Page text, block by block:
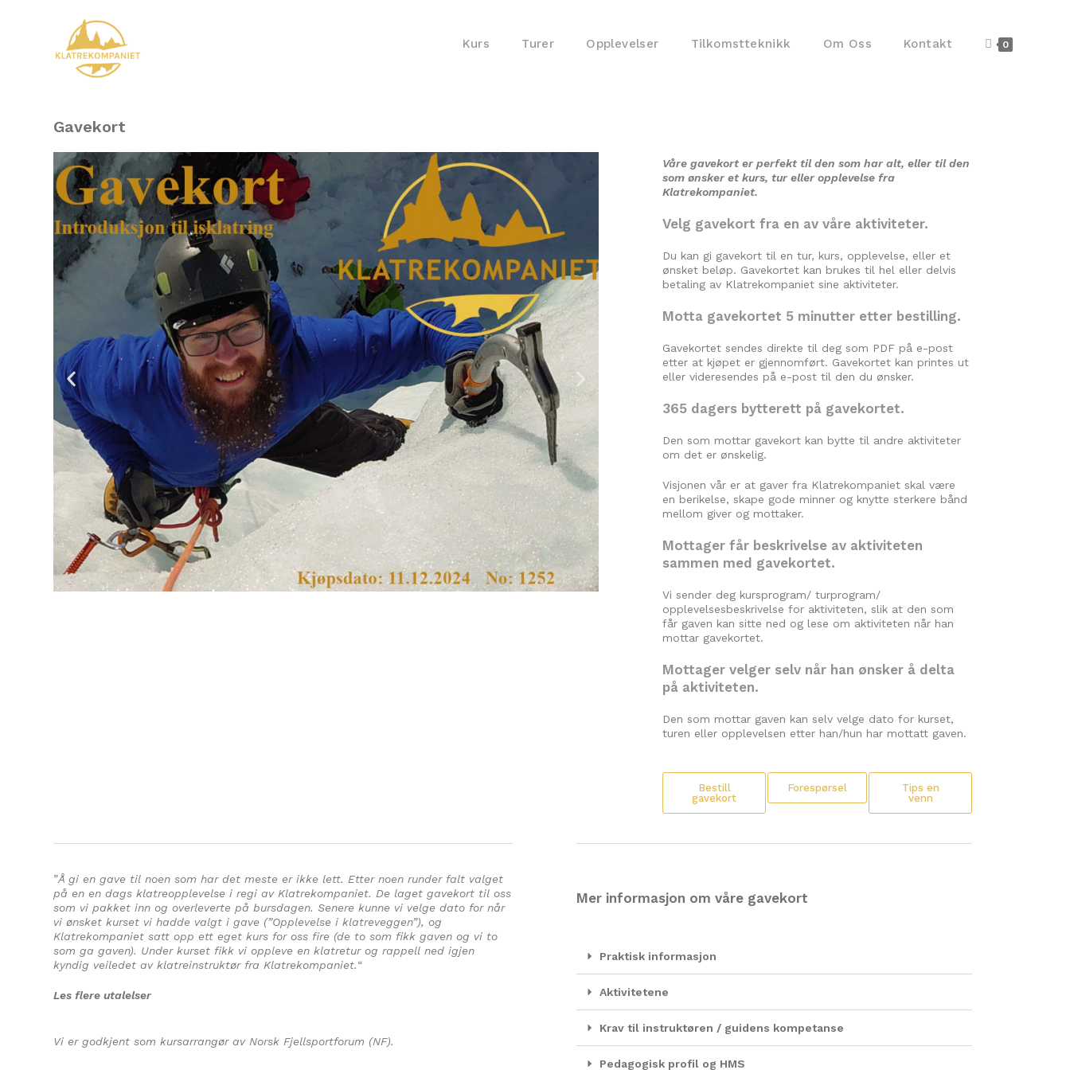
Kurs Turer Opplevelser Tilkomstteknikk Om Oss Kontakt 0
Gavekort
Gavekort til en av våre turer, feks Høgruta...
Våre gavekort er perfekt til den som har alt, eller til den
som ønsker et kurs, tur eller opplevelse fra
Klatrekompaniet.
Velg gavekort fra en av våre aktiviteter.
Du kan gi gavekort til en tur, kurs, opplevelse, eller et
ønsket beløp. Gavekortet kan brukes til hel eller delvis
betaling av Klatrekompaniet sine aktiviteter.
Motta gavekortet 5 minutter etter bestilling.
Gavekortet sendes direkte til deg som PDF på e-post
etter at kjøpet er gjennomført. Gavekortet kan printes ut
eller videresendes på e-post til den du ønsker.
365 dagers bytterett på gavekortet.
Den som mottar gavekort kan bytte til andre aktiviteter
om det er ønskelig.
Visjonen vår er at gaver fra Klatrekompaniet skal være
en berikelse, skape gode minner og knytte sterkere bånd
mellom giver og mottaker.
Mottager får beskrivelse av aktiviteten
sammen med gavekortet.
Vi sender deg kursprogram/ turprogram/
opplevelsesbeskrivelse for aktiviteten, slik at den som
får gaven kan sitte ned og lese om aktiviteten når han
mottar gavekortet.
Mottager velger selv når han ønsker å delta
på aktiviteten.
Den som mottar gaven kan selv velge dato for kurset,
turen eller opplevelsen etter han/hun har mottatt gaven.
Bestill
gavekort
Forespørsel
Tips en
venn
”Å gi en gave til noen som har det meste er ikke lett. Etter noen runder falt valget
på en en dags klatreopplevelse i regi av Klatrekompaniet. De laget gavekort til oss
som vi pakket inn og overleverte på bursdagen. Senere kunne vi velge dato for når
vi ønsket kurset vi hadde valgt i gave (”Opplevelse i klatreveggen”), og
Klatrekompaniet satt opp ett eget kurs for oss fire (de to som fikk gaven og vi to
som ga gaven). Under kurset fikk vi oppleve en klatretur og rappell ned igjen
kyndig veiledet av klatreinstruktør fra Klatrekompaniet.“
Les flere utalelser
Vi er godkjent som kursarrangør av Norsk Fjellsportforum (NF).
Mer informasjon om våre gavekort
Praktisk informasjon
Aktivitetene
Krav til instruktøren / guidens kompetanse
Pedagogisk profil og HMS